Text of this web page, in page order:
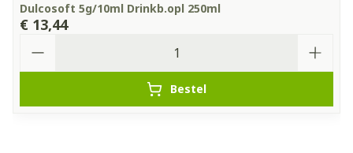
Dulcosoft 5g/10ml Drinkb.opl 250ml
€ 13,44
Bestel